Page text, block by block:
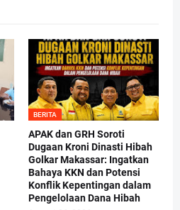
BERITA
APAK dan GRH Soroti
Dugaan Kroni Dinasti Hibah
Golkar Makassar: Ingatkan
Bahaya KKN dan Potensi
Konflik Kepentingan dalam
Pengelolaan Dana Hibah